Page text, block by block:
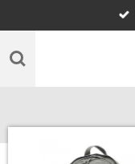
au
contenu